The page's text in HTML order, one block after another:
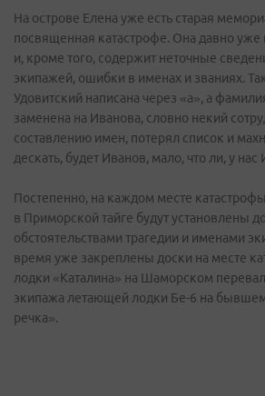
На острове Елена уже есть старая
посвященная катастрофе. Она давно уже
и, кроме того, содержит неточные
экипажей, ошибки в именах и званиях.
Удовитский написана через «а», а
заменена на Иванова, словно некий
составлению имен, потерял список и
дескать, будет Иванов, мало, что ли, у
Постепенно, на каждом месте
в Приморской тайге будут установлены
обстоятельствами трагедии и именами
время уже закреплены доски на месте
лодки «Каталина» на Шаморском
экипажа летающей лодки Бе-6 на
речка».